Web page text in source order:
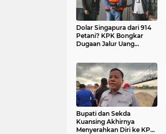
Dolar Singapura dari 914
Petani? KPK Bongkar
Dugaan Jalur Uang
Hektare Jadi Panggung
Permainan Kekuasaan
Bupati dan Sekda
Kuansing Akhirnya
Menyerahkan Diri ke KPK,